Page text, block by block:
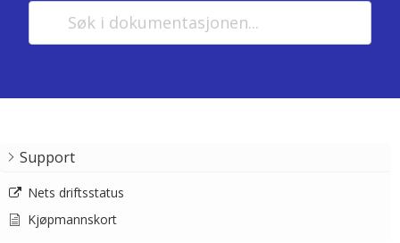
Support
Nets driftsstatus
Kjøpmannskort